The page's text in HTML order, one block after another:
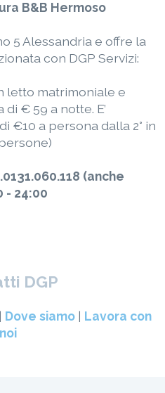
B&B Hermoso
5 Alessandria e offre la
con DGP Servizi:
letto matrimoniale e
€ 59 a notte. E’
€10 a persona dalla 2° in
(anche
- 24:00
DGP
| Dove siamo | Lavora con
noi